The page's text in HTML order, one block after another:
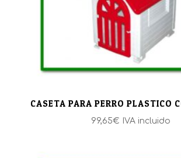
CASETA PARA PERRO PLASTICO
99,65€ IVA incluido